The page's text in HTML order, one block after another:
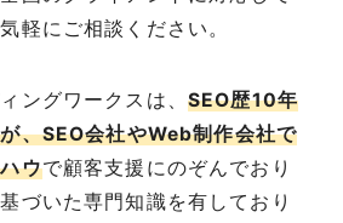
軽にご相談ください。
ングワークスは、 SEO歴10年
、SEO会社やWeb制作会社で
ウで顧客支援にのぞんでおり
づいた専門知識を有しており